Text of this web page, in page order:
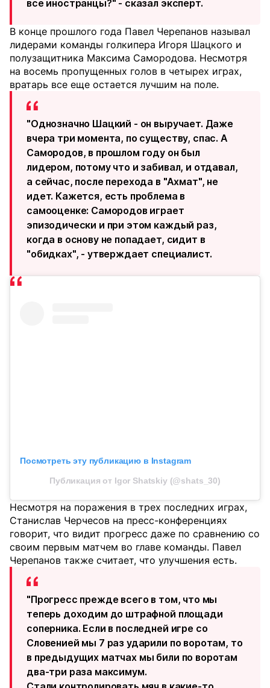
все иностранцы?" - сказал эксперт.
В конце прошлого года Павел Черепанов называл
лидерами команды голкипера Игоря Шацкого и
полузащитника Максима Самородова. Несмотря
на восемь пропущенных голов в четырех играх,
вратарь все еще остается лучшим на поле.
"Однозначно Шацкий - он выручает. Даже
вчера три момента, по существу, спас. А
Самородов, в прошлом году он был
лидером, потому что и забивал, и отдавал,
а сейчас, после перехода в "Ахмат", не
идет. Кажется, есть проблема в
самооценке: Самородов играет
эпизодически и при этом каждый раз,
когда в основу не попадает, сидит в
"обидках", - утверждает специалист.
Посмотреть эту публикацию в Instagram
Публикация от Igor Shatskiy (@shats_30)
Несмотря на поражения в трех последних играх,
Станислав Черчесов на пресс-конференциях
говорит, что видит прогресс даже по сравнению со
своим первым матчем во главе команды. Павел
Черепанов также считает, что улучшения есть.
"Прогресс прежде всего в том, что мы
теперь доходим до штрафной площади
соперника. Если в последней игре со
Словенией мы 7 раз ударили по воротам, то
в предыдущих матчах мы били по воротам
два-три раза максимум.